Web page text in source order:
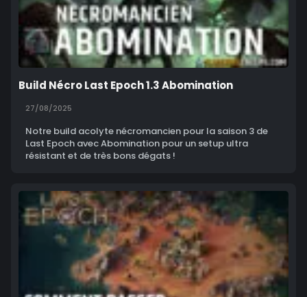
Build Nécro Last Epoch 1.3 Abomination
27/08/2025
Notre build acolyte nécromancien pour la saison 3 de
Last Epoch avec Abomination pour un setup ultra
résistant et de très bons dégats !